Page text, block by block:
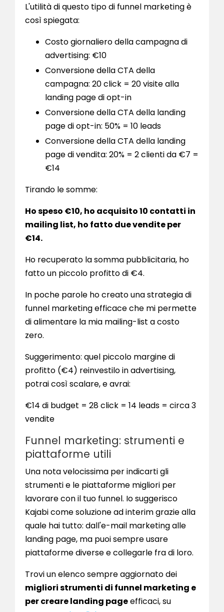
L'utilità di questo tipo di funnel marketing è
così spiegata:
Costo giornaliero della campagna di
advertising: €10
Conversione della CTA della
campagna: 20 click = 20 visite alla
landing page di opt-in
Conversione della CTA della landing
page di opt-in: 50% = 10 leads
Conversione della CTA della landing
page di vendita: 20% = 2 clienti da €7 =
€14
Tirando le somme:
Ho speso €10, ho acquisito 10 contatti in
mailing list, ho fatto due vendite per
€14.
Ho recuperato la somma pubblicitaria, ho
fatto un piccolo profitto di €4.
In poche parole ho creato una strategia di
funnel marketing efficace che mi permette
di alimentare la mia mailing-list a costo
zero.
Suggerimento: quel piccolo margine di
profitto (€4) reinvestilo in advertising,
potrai così scalare, e avrai:
€14 di budget = 28 click = 14 leads = circa 3
vendite
Funnel marketing: strumenti e
piattaforme utili
Una nota velocissima per indicarti gli
strumenti e le piattaforme migliori per
lavorare con il tuo funnel. Io suggerisco
Kajabi come soluzione ad interim grazie alla
quale hai tutto: dall'e-mail marketing alle
landing page, ma puoi sempre usare
piattaforme diverse e collegarle fra di loro.
Trovi un elenco sempre aggiornato dei
migliori strumenti di funnel marketing e
per creare landing pageefficaci, su